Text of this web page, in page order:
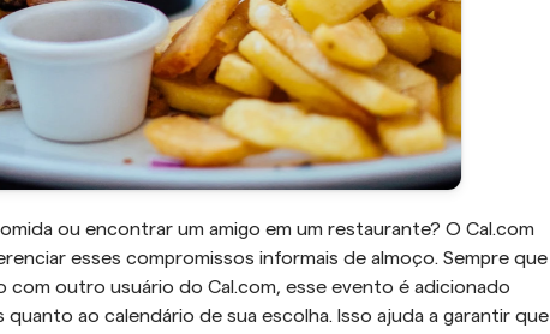
ou encontrar um amigo em um restaurante? O Cal.com
esses compromissos informais de almoço. Sempre que
com outro usuário do Cal.com, esse evento é adicionado
ao calendário de sua escolha. Isso ajuda a garantir que